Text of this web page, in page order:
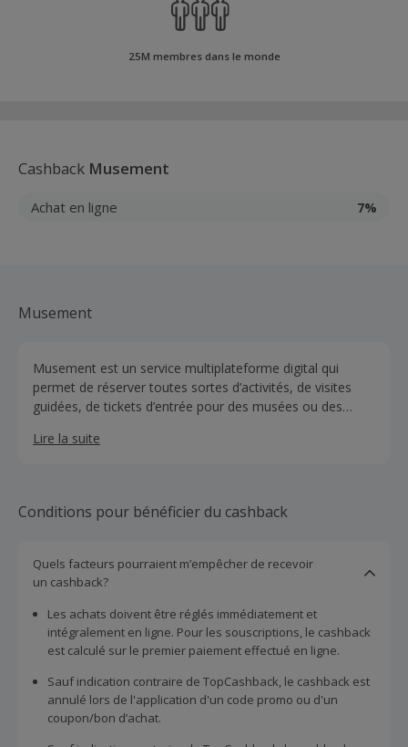
25M membres dans le monde
Cashback Musement
Achat en ligne 7%
Musement
Musement est un service multiplateforme digital qui
permet de réserver toutes sortes d’activités, de visites
guidées, de tickets d’entrée pour des musées ou des
monde entier.
Lire la suite
Conditions pour bénéficier du cashback
Quels facteurs pourraient m’empêcher de recevoir
un cashback?
Les achats doivent être réglés immédiatement et
intégralement en ligne. Pour les souscriptions, le cashback
est calculé sur le premier paiement effectué en ligne.
Sauf indication contraire de TopCashback, le cashback est
annulé lors de l'application d'un code promo ou d'un
coupon/bon d’achat.